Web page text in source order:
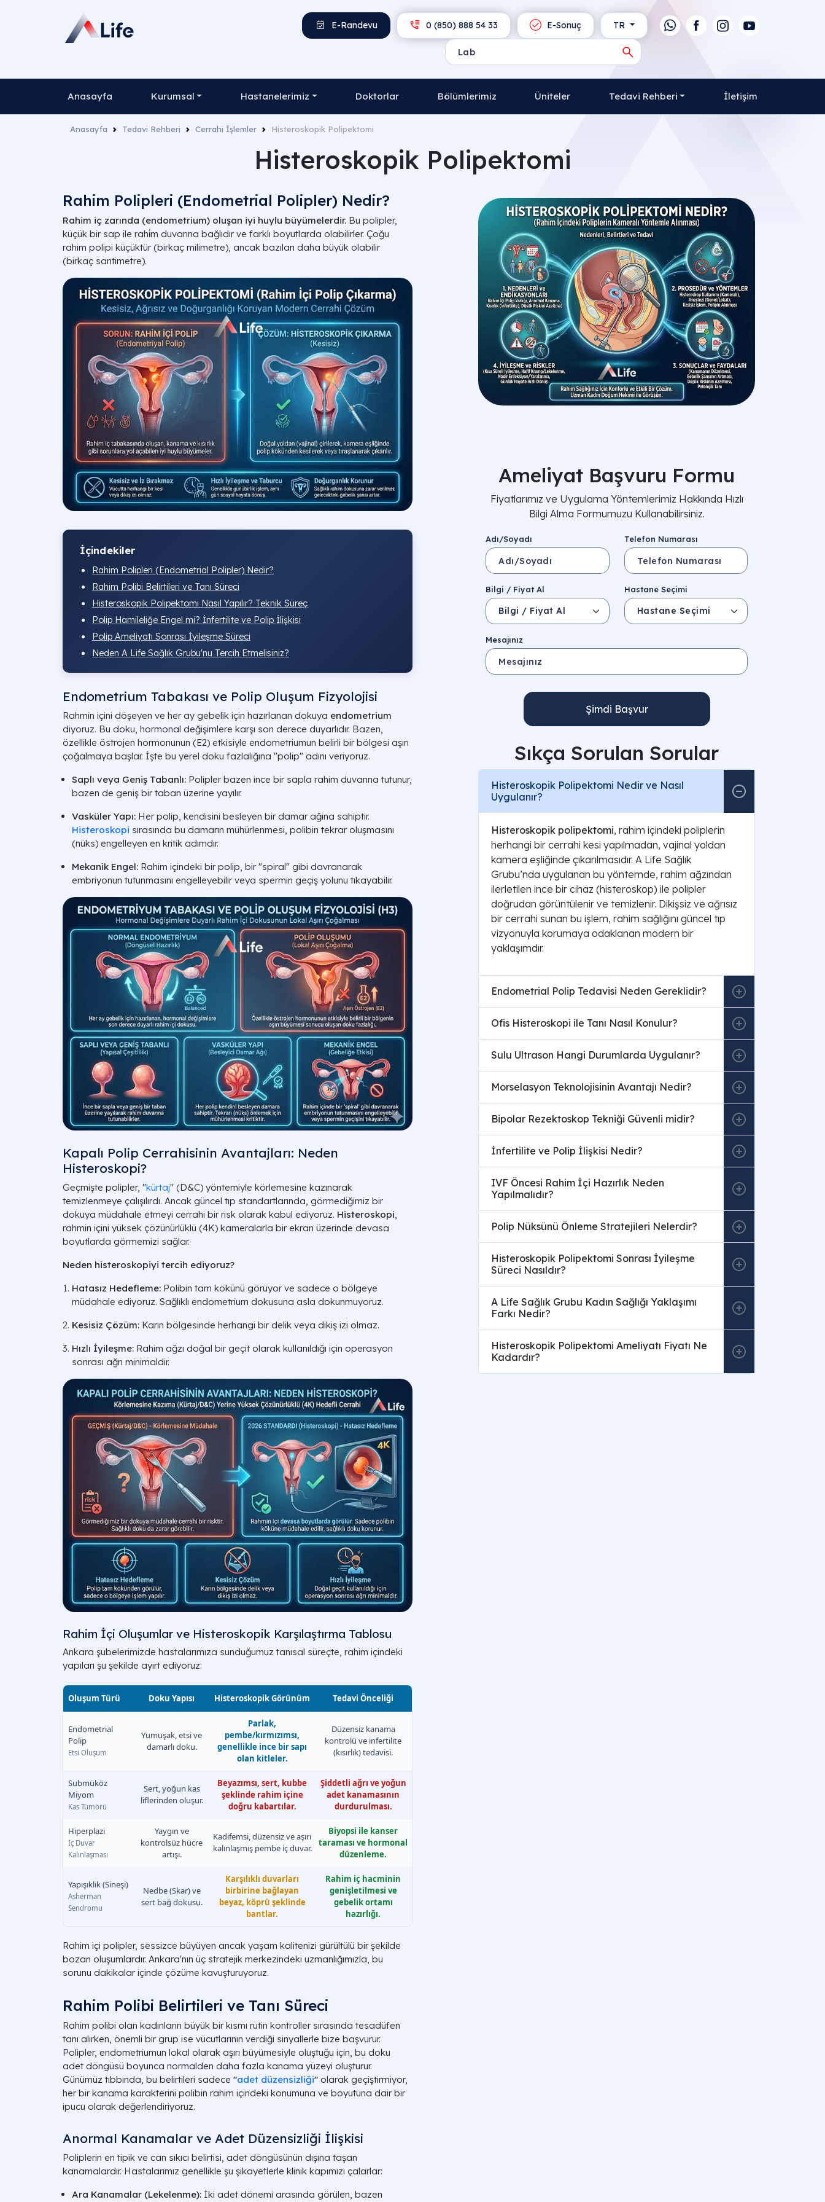
TR
E-Sonuç
0 (850) 888 54 33
E-Randevu
Anasayfa Kurumsal Hastanelerimiz Doktorlar Bölümlerimiz Üniteler Tedavi Rehberi İletişim
Anasayfa Tedavi Rehberi Cerrahi İşlemler Histeroskopik Polipektomi
Histeroskopik Polipektomi
Rahim Polipleri (Endometrial Polipler) Nedir?
Rahim iç zarında (endometrium) oluşan iyi huylu büyümelerdir. Bu polipler,
küçük bir sap ile rahi̇m duvarına bağlıdır ve farklı boyutlarda olabilirler. Çoğu
rahim polipi küçüktür (birkaç milimetre), ancak bazıları daha büyük olabilir
(birkaç santimetre).
İçindekiler
Rahim Polipleri (Endometrial Polipler) Nedir?
Rahim Polibi Belirtileri ve Tanı Süreci
Histeroskopik Polipektomi Nasıl Yapılır? Teknik Süreç
Polip Hamileliğe Engel mi? İnfertilite ve Polip İlişkisi
Polip Ameliyatı Sonrası İyileşme Süreci
Neden A Life Sağlık Grubu'nu Tercih Etmelisiniz?
Endometrium Tabakası ve Polip Oluşum Fizyolojisi
Rahmin içini döşeyen ve her ay gebelik için hazırlanan dokuya endometrium
diyoruz. Bu doku, hormonal değişimlere karşı son derece duyarlıdır. Bazen,
özellikle östrojen hormonunun (E2) etkisiyle endometriumun belirli bir bölgesi aşırı
çoğalmaya başlar. İşte bu yerel doku fazlalığına "polip" adını veriyoruz.
Saplı veya Geniş Tabanlı: Polipler bazen ince bir sapla rahim duvarına tutunur,
bazen de geniş bir taban üzerine yayılır.
Vasküler Yapı: Her polip, kendisini besleyen bir damar ağına sahiptir.
Histeroskopi sırasında bu damarın mühürlenmesi, polibin tekrar oluşmasını
(nüks) engelleyen en kritik adımdır.
Mekanik Engel: Rahim içindeki bir polip, bir "spiral" gibi davranarak
embriyonun tutunmasını engelleyebilir veya spermin geçiş yolunu tıkayabilir.
Kapalı Polip Cerrahisinin Avantajları: Neden
Histeroskopi?
Geçmişte polipler, "kürtaj" (D&C) yöntemiyle körlemesine kazınarak
temizlenmeye çalışılırdı. Ancak güncel tıp standartlarında, görmediğimiz bir
dokuya müdahale etmeyi cerrahi bir risk olarak kabul ediyoruz. Histeroskopi,
rahmin içini yüksek çözünürlüklü (4K) kameralarla bir ekran üzerinde devasa
boyutlarda görmemizi sağlar.
Neden histeroskopiyi tercih ediyoruz?
Hatasız Hedefleme: Polibin tam kökünü görüyor ve sadece o bölgeye
müdahale ediyoruz. Sağlıklı endometrium dokusuna asla dokunmuyoruz.
Kesisiz Çözüm: Karın bölgesinde herhangi bir delik veya dikiş izi olmaz.
Hızlı İyileşme: Rahim ağzı doğal bir geçit olarak kullanıldığı için operasyon
sonrası ağrı minimaldir.
Rahim İçi Oluşumlar ve Histeroskopik Karşılaştırma Tablosu
Ankara şubelerimizde hastalarımıza sunduğumuz tanısal süreçte, rahim içindeki
yapıları şu şekilde ayırt ediyoruz:
Oluşum Türü Doku Yapısı Histeroskopik Görünüm Tedavi Önceliği
Endometrial
Polip
Etsi Oluşum
Yumuşak, etsi ve
damarlı doku.
Parlak,
pembe/kırmızımsı,
genellikle ince bir sapı
olan kitleler.
Düzensiz kanama
kontrolü ve infertilite
(kısırlık) tedavisi.
Submüköz
Miyom
Kas Tümörü
Sert, yoğun kas
liflerinden oluşur.
Beyazımsı, sert, kubbe
şeklinde rahim içine
doğru kabartılar.
Şiddetli ağrı ve yoğun
adet kanamasının
durdurulması.
Hiperplazi
İç Duvar
Kalınlaşması
Yaygın ve
kontrolsüz hücre
artışı.
Kadifemsi, düzensiz ve aşırı
kalınlaşmış pembe iç duvar.
Biyopsi ile kanser
taraması ve hormonal
düzenleme.
Yapışıklık (Sineşi)
Asherman
Sendromu
Nedbe (Skar) ve
sert bağ dokusu.
Karşılıklı duvarları
birbirine bağlayan
beyaz, köprü şeklinde
bantlar.
Rahim iç hacminin
genişletilmesi ve
gebelik ortamı
hazırlığı.
Rahim içi polipler, sessizce büyüyen ancak yaşam kalitenizi gürültülü bir şekilde
bozan oluşumlardır. Ankara'nın üç stratejik merkezindeki uzmanlığımızla, bu
sorunu dakikalar içinde çözüme kavuşturuyoruz.
Rahim Polibi Belirtileri ve Tanı Süreci
Rahim polibi olan kadınların büyük bir kısmı rutin kontroller sırasında tesadüfen
tanı alırken, önemli bir grup ise vücutlarının verdiği sinyallerle bize başvurur.
Polipler, endometriumun lokal olarak aşırı büyümesiyle oluştuğu için, bu doku
adet döngüsü boyunca normalden daha fazla kanama yüzeyi oluşturur.
Günümüz tıbbında, bu belirtileri sadece "adet düzensizliği" olarak geçiştirmiyor,
her bir kanama karakterini polibin rahim içindeki konumuna ve boyutuna dair bir
ipucu olarak değerlendiriyoruz.
Anormal Kanamalar ve Adet Düzensizliği İlişkisi
Poliplerin en tipik ve can sıkıcı belirtisi, adet döngüsünün dışına taşan
kanamalardır. Hastalarımız genellikle şu şikayetlerle klinik kapımızı çalarlar:
Ara Kanamalar (Lekelenme): İki adet dönemi arasında görülen, bazen
Ameliyat Başvuru Formu
Fiyatlarımız ve Uygulama Yöntemlerimiz Hakkında Hızlı
Bilgi Alma Formumuzu Kullanabilirsiniz.
Adı/Soyadı Telefon Numarası
Bilgi / Fiyat Al Hastane Seçimi
Mesajınız
Şimdi Başvur
Sıkça Sorulan Sorular
Histeroskopik Polipektomi Nedir ve Nasıl
Uygulanır?
Histeroskopik polipektomi, rahim içindeki poliplerin
herhangi bir cerrahi kesi yapılmadan, vajinal yoldan
kamera eşliğinde çıkarılmasıdır. A Life Sağlık
Grubu’nda uygulanan bu yöntemde, rahim ağzından
ilerletilen ince bir cihaz (histeroskop) ile polipler
doğrudan görüntülenir ve temizlenir. Dikişsiz ve ağrısız
bir cerrahi sunan bu işlem, rahim sağlığını güncel tıp
vizyonuyla korumaya odaklanan modern bir
yaklaşımdır.
Endometrial Polip Tedavisi Neden Gereklidir?
Ofis Histeroskopi ile Tanı Nasıl Konulur?
Sulu Ultrason Hangi Durumlarda Uygulanır?
Morselasyon Teknolojisinin Avantajı Nedir?
Bipolar Rezektoskop Tekniği Güvenli midir?
İnfertilite ve Polip İlişkisi Nedir?
IVF Öncesi Rahim İçi Hazırlık Neden
Yapılmalıdır?
Polip Nüksünü Önleme Stratejileri Nelerdir?
Histeroskopik Polipektomi Sonrası İyileşme
Süreci Nasıldır?
A Life Sağlık Grubu Kadın Sağlığı Yaklaşımı
Farkı Nedir?
Histeroskopik Polipektomi Ameliyatı Fiyatı Ne
Kadardır?